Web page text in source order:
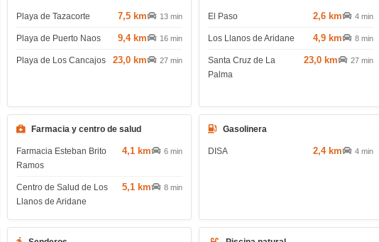
Playa de Tazacorte 7,5 km 13 min
Playa de Puerto Naos 9,4 km 16 min
Playa de Los Cancajos 23,0 km 27 min
El Paso 2,6 km 4 min
Los Llanos de Aridane 4,9 km 8 min
Santa Cruz de La
Palma
23,0 km 27 min
Farmacia y centro de salud
Farmacia Esteban Brito
Ramos
4,1 km 6 min
Centro de Salud de Los
Llanos de Aridane
5,1 km 8 min
Gasolinera
DISA 2,4 km 4 min